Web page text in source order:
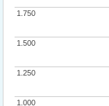
1.000
1.000
1.250
1.250
1.500
1.500
1.750
1.750